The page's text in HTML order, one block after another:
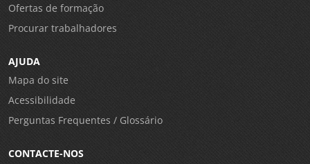
Ofertas de formação
Procurar trabalhadores
AJUDA
Mapa do site
Acessibilidade
Perguntas Frequentes / Glossário
CONTACTE-NOS